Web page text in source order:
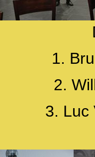
1.
2.
3. Luc